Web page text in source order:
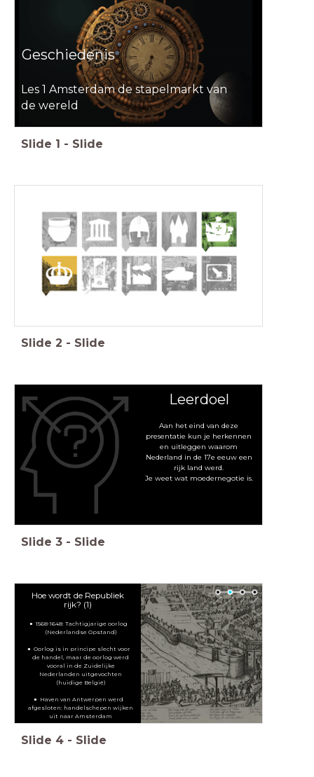
Geschiedenis
Introductie
Les 1 Amsterdam de stapelmarkt van
de wereld
Geschiedenis
Slide 1 - Slide
Slide 2 - Slide
Leerdoel
Aan het eind van deze
presentatie kun je herkennen
en uitleggen waarom
Nederland in de 17e eeuw een
rijk land werd.
Je weet wat moedernegotie is.
Slide 3 - Slide
Hoe wordt de Republiek
rijk? (1)
1568-1648: Tachtigjarige oorlog
(Nederlandse Opstand)
Oorlog is in principe slecht voor
de handel, maar de oorlog werd
vooral in de Zuidelijke
Nederlanden uitgevochten
(huidige België)
Haven van Antwerpen werd
afgesloten: handelschepen wijken
uit naar Amsterdam
Slide 4 - Slide